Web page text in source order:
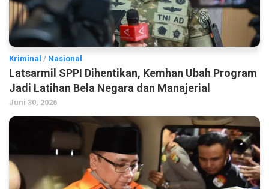
Kriminal / Nasional
Latsarmil SPPI Dihentikan, Kemhan Ubah Program
Jadi Latihan Bela Negara dan Manajerial
Juni 30, 2026